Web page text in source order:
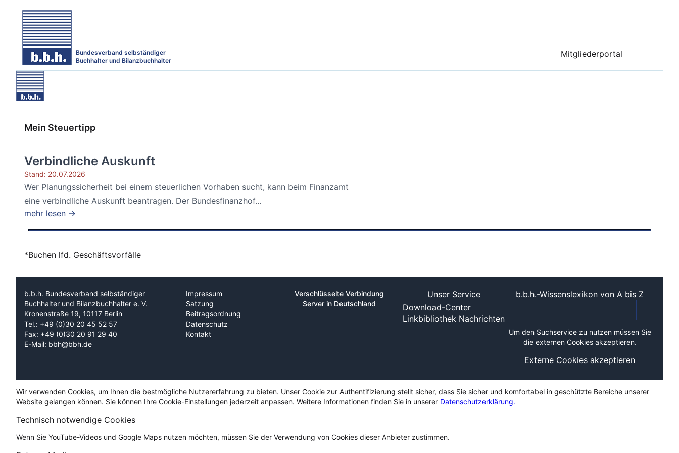
Bundesverband selbständiger
Buchhalter und Bilanzbuchhalter
Mitgliederportal
Mein Steuertipp
Verbindliche Auskunft
Stand: 20.07.2026
Wer Planungssicherheit bei einem steuerlichen Vorhaben sucht, kann beim Finanzamt
eine verbindliche Auskunft beantragen. Der Bundesfinanzhof...
mehr lesen →
*Buchen lfd. Geschäftsvorfälle
b.b.h. Bundesverband selbständiger
Buchhalter und Bilanzbuchhalter e. V.
Kronenstraße 19, 10117 Berlin
Tel.: +49 (0)30 20 45 52 57
Fax: +49 (0)30 20 91 29 40
E-Mail: bbh@bbh.de
Impressum
Satzung
Beitragsordnung
Datenschutz
Kontakt
Verschlüsselte Verbindung
Server in Deutschland
Unser Service
Download-Center
Linkbibliothek Nachrichten
b.b.h.-Wissenslexikon von A bis Z
Um den Suchservice zu nutzen müssen Sie
die externen Cookies akzeptieren.
Externe Cookies akzeptieren
Wir verwenden Cookies, um Ihnen die bestmögliche Nutzererfahrung zu bieten. Unser Cookie zur Authentifizierung stellt sicher, dass Sie sicher und komfortabel in geschützte Bereiche unserer
Website gelangen können. Sie können Ihre Cookie-Einstellungen jederzeit anpassen. Weitere Informationen finden Sie in unserer Datenschutzerklärung.
Technisch notwendige Cookies
Wenn Sie YouTube-Videos und Google Maps nutzen möchten, müssen Sie der Verwendung von Cookies dieser Anbieter zustimmen.